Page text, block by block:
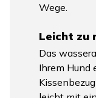
Wege.
Leicht zu
Das
Ihrem Hund